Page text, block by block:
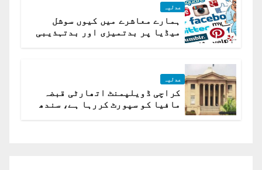
عدلیہ
ہمارے معاشرے میں کیوں سوشل
میڈیا پر بدتمیزی اور بدتہذیبی
عدلیہ
کراچی ڈویلپمنٹ اتھارٹی قبضہ
مافیا کو سپورٹ کررہا ہے، سندھ